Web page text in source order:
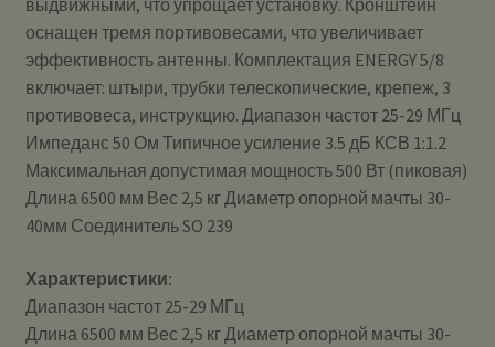
выдвижными, что упрощает установку. Кронштейн
оснащен тремя портивовесами, что увеличивает
эффективность антенны. Комплектация ENERGY 5/8
включает: штыри, трубки телескопические, крепеж, 3
противовеса, инструкцию. Диапазон частот 25-29 МГц
Импеданс 50 Ом Типичное усиление 3.5 дБ КСВ 1:1.2
Максимальная допустимая мощность 500 Вт (пиковая)
Длина 6500 мм Вес 2,5 кг Диаметр опорной мачты 30-
40мм Соединитель SO 239
Характеристики:
Диапазон частот 25-29 МГц
Длина 6500 мм Вес 2,5 кг Диаметр опорной мачты 30-